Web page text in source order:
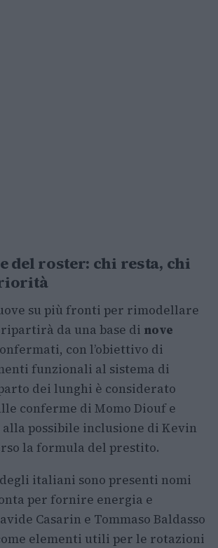
del roster: chi resta, chi
su più fronti per rimodellare
da una base di nove
con l’obiettivo di
funzionali al sistema di
dei lunghi è considerato
conferme di Momo Diouf e
possibile inclusione di Kevin
la formula del prestito.
italiani sono presenti nomi
per fornire energia e
Casarin e Tommaso Baldasso
elementi utili per le rotazioni